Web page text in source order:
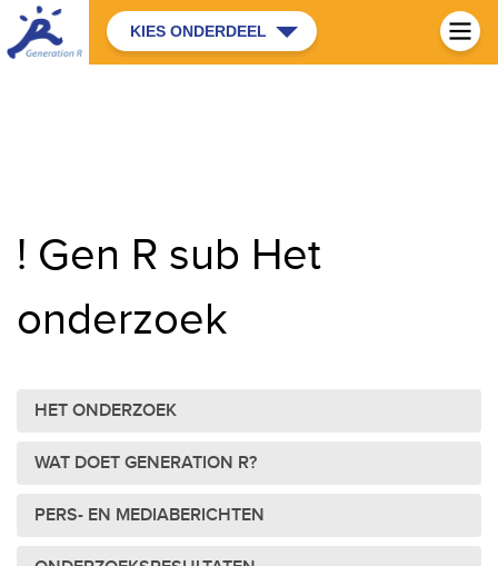
KIES ONDERDEEL
! Gen R sub Het
onderzoek
HET ONDERZOEK
WAT DOET GENERATION R?
PERS- EN MEDIABERICHTEN